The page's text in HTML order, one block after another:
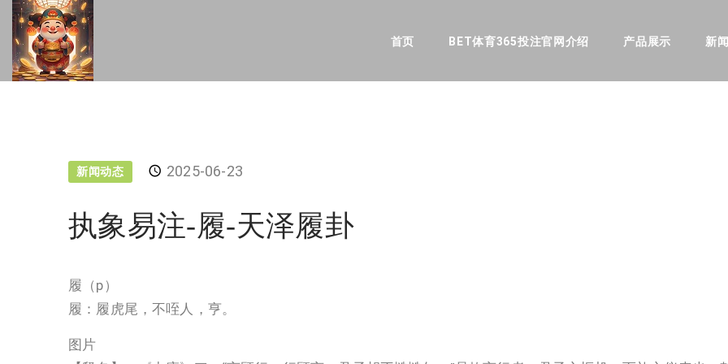
首页 BET体育365投注官网介绍 产品展示 新
新闻动态 2025-06-23
执象易注-履-天泽履卦
履（p）
履：履虎尾，不咥人，亨。
图片